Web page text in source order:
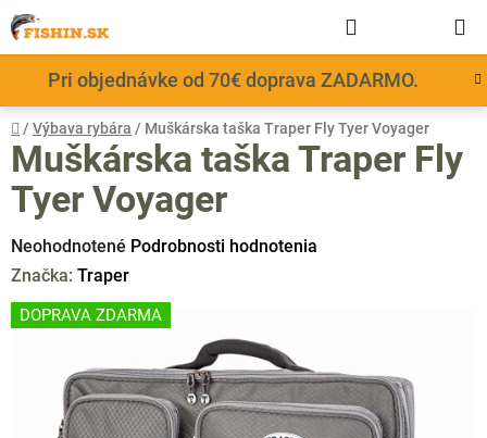
Prejsť
na
obsah
Pri objednávke od 70€ doprava ZADARMO.
KOŠÍK
Domov
/ Výbava rybára / Muškárska taška Traper Fly Tyer Voyager
Muškárska taška Traper Fly
Tyer Voyager
Priemerné
hodnotenie
produktu
je
Neohodnotené Podrobnosti hodnotenia
Značka: Traper
DOPRAVA ZDARMA